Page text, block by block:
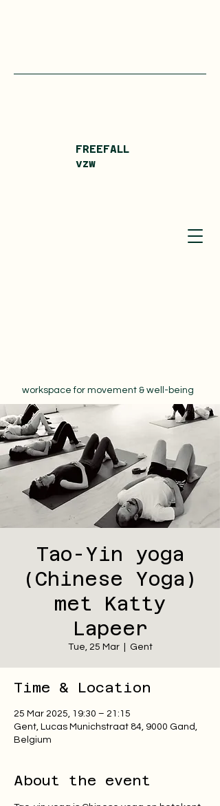
FREEFALL
vzw
workspace for movement & well-being
Tao-Yin yoga
(Chinese Yoga)
met Katty
Lapeer
Tue, 25 Mar
  |
Gent
Time & Location
25 Mar 2025, 19:30 – 21:15
Gent, Lucas Munichstraat 84, 9000 Gand,
Belgium
About the event